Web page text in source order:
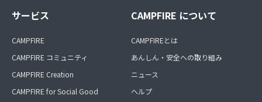
サービス
CAMPFIRE
CAMPFIRE コミュニティ
CAMPFIRE Creation
CAMPFIRE for Social Good
CAMPFIRE について
CAMPFIREとは
あんしん・安全への取り組み
ニュース
ヘルプ